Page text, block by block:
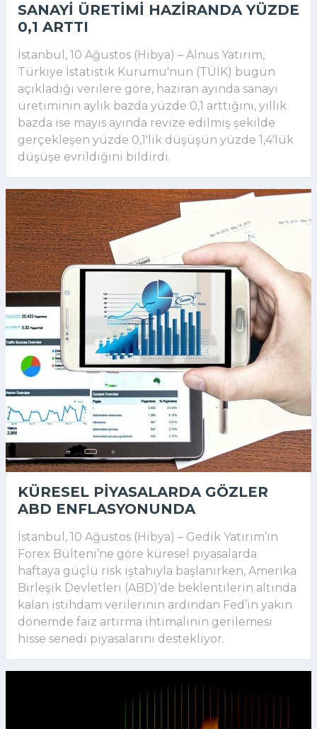
SANAYI ÜRETIMI HAZIRANDA YÜZDE
0,1 ARTTI
İstanbul, 10 Ağustos (Hibya) – Alnus Yatırım,
Türkiye İstatistik Kurumu'nun (TÜİK) bugün
açıkladığı verilere göre, haziran ayında sanayi
üretiminin aylık bazda yüzde 0,1 arttığını, yıllık
bazda ise mayıs ayında revize edilmiş şekilde
gerçekleşen yüzde 0,1'lik düşüşün yüzde 1,4'lük
düşüşe evrildiğini bildirdi.
KÜRESEL PIYASALARDA GÖZLER
ABD ENFLASYONUNDA
İstanbul, 10 Ağustos (Hibya) – Gedik Yatırım’ın
Forex Bülteni’ne göre küresel piyasalarda
haftaya güçlü risk iştahıyla başlanırken, Amerika
Birleşik Devletleri (ABD)’de beklentilerin altında
kalan istihdam verilerinin ardından Fed’in yakın
dönemde faiz artırma ihtimalinin gerilemesi
hisse senedi piyasalarını destekliyor.